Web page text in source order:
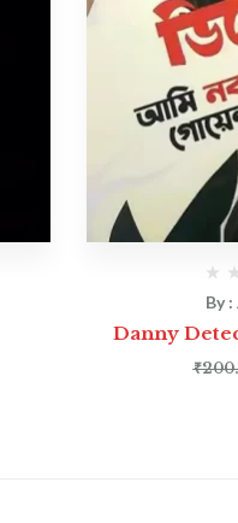
By :
Danny
₹